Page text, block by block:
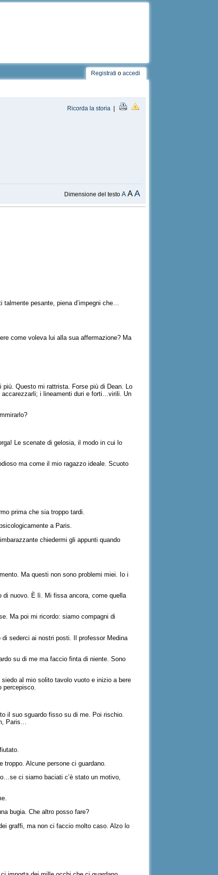
Registrati o accedi
Ricorda la storia |
Dimensione del testoA AA
pesante, piena d’impegni che…
come voleva lui alla sua affermazione? Ma
Questo mi rattrista. Forse più di Dean. Lo
i lineamenti duri e forti…virili. Un
Le scenate di gelosia, il modo in cui lo
ma come il mio ragazzo ideale. Scuoto
prima che sia troppo tardi.
a Paris.
chiedermi gli appunti quando
Ma questi non sono problemi miei. Io i
di nuovo. È lì. Mi fissa ancora, come quella
Ma poi mi ricordo: siamo compagni di
sederci ai nostri posti. Il professor Medina
su di me ma faccio finta di niente. Sono
al mio solito tavolo vuoto e inizio a bere
percepisco.
il suo sguardo fisso su di me. Poi rischio.
Paris…
Alcune persone ci guardano.
ci siamo baciati c’è stato un motivo,
bugia. Che altro posso fare?
graffi, ma non ci faccio molto caso. Alzo lo